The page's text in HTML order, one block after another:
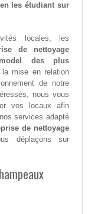
les étudiant sur
locales, les
de nettoyage
des plus
mise en relation
de notre
nous vous
vos locaux afin
services adapté
de nettoyage
déplaçons sur